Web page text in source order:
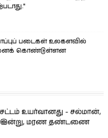
படைகள் உலகளவில்
கொண்டுள்ளன
உயர்வானது - சல்மான்,
இன்று, மரண தண்டணை